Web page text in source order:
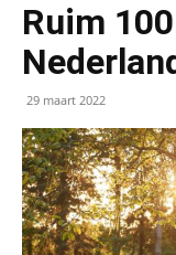
Ruim
29 maart 2022